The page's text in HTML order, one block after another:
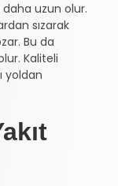
uzun olur.
sızarak
Bu da
Kaliteli
yoldan